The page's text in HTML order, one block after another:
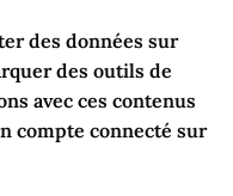
des données sur
des outils de
avec ces contenus
compte connecté sur